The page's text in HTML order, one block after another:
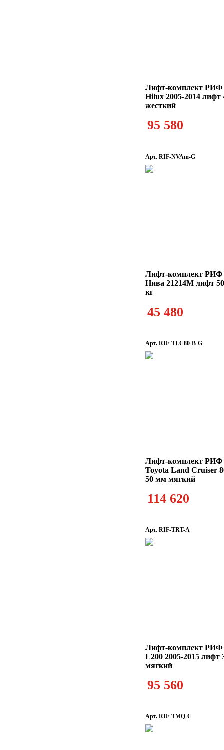
Лифт-комплект РИФ
Hilux 2005-2014 лифт
жесткий
95 580
Арт. RIF-NVAm-G
Лифт-комплект РИФ
Нива 21214М лифт
кг
45 480
Арт. RIF-TLC80-B-G
Лифт-комплект РИФ
Toyota Land Cruiser
50 мм мягкий
114 620
Арт. RIF-TRT-A
Лифт-комплект РИФ
L200 2005-2015 лифт
мягкий
95 560
Арт. RIF-TMQ-C